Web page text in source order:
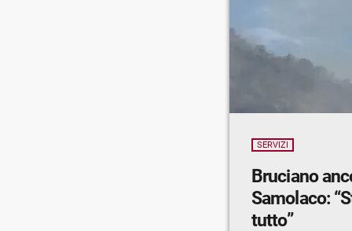
SERVIZI
Bruciano
Samolaco:
tutto”